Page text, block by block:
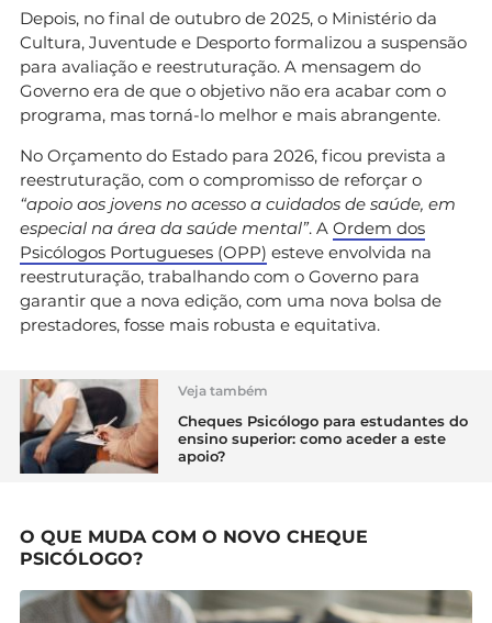
Depois, no final de outubro de 2025, o Ministério da
Cultura, Juventude e Desporto formalizou a suspensão
para avaliação e reestruturação. A mensagem do
Governo era de que o objetivo não era acabar com o
programa, mas torná-lo melhor e mais abrangente.
No Orçamento do Estado para 2026, ficou prevista a
reestruturação, com o compromisso de reforçar o
“apoio aos jovens no acesso a cuidados de saúde, em
especial na área da saúde mental”. A Ordem dos
Psicólogos Portugueses (OPP) esteve envolvida na
reestruturação, trabalhando com o Governo para
garantir que a nova edição, com uma nova bolsa de
prestadores, fosse mais robusta e equitativa.
Veja também
Cheques Psicólogo para estudantes do
ensino superior: como aceder a este
apoio?
O QUE MUDA COM O NOVO CHEQUE
PSICÓLOGO?